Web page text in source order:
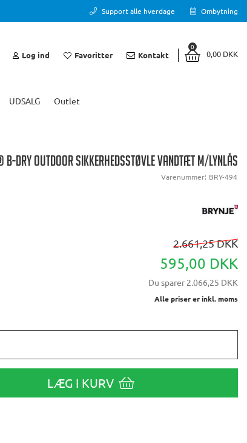
Support alle hverdage Ombytning
Log ind Favoritter Kontakt
0
0,00 DKK
UDSALG Outlet
B-DRY OUTDOOR SIKKERHEDSSTØVLE VANDTÆT M/LYNLÅS
Varenummer: BRY-494
2.661,25 DKK
595,00 DKK
Du sparer 2.066,25 DKK
Alle priser er inkl. moms
LÆG I KURV